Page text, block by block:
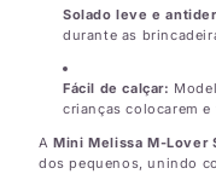
Solado leve e
durante as
Fácil de calçar:
crianças colocarem
AMini Melissa M-Lover
dos pequenos, unindo